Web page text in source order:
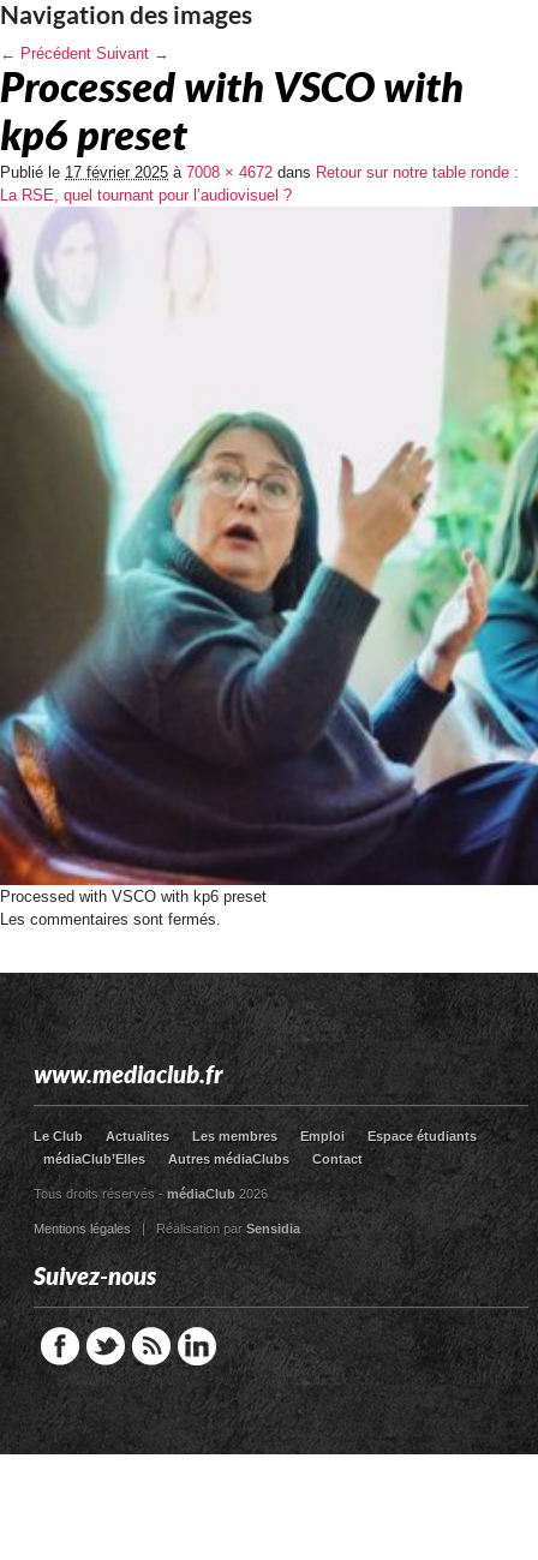
Navigation des images
← Précédent Suivant →
Processed with VSCO with
kp6 preset
Publié le 17 février 2025 à 7008 × 4672 dans Retour sur notre table ronde :
La RSE, quel tournant pour l’audiovisuel ?
Processed with VSCO with kp6 preset
Les commentaires sont fermés.
www.mediaclub.fr
Le Club Actualites Les membres Emploi
Espace étudiants
médiaClub’Elles
Autres médiaClubs Contact
Tous droits réservés - médiaClub2026
Mentions légales| Réalisation par Sensidia
Suivez-nous